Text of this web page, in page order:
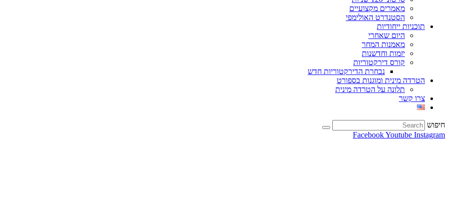
מאמרים מקצועיים
הסטנדרט האולימפי
תוכניות ייחודיות
היום שאחרי
מאמנות המחר
יזמות וחדשנות
קורס דירקטוריות
נבחרת הדירקטוריות חדש
הטרדה מינית ומוגנות בספורט
תלונה על הטרדה מינית
צרו קשר
חיפוש
FacebookYoutube Instagram